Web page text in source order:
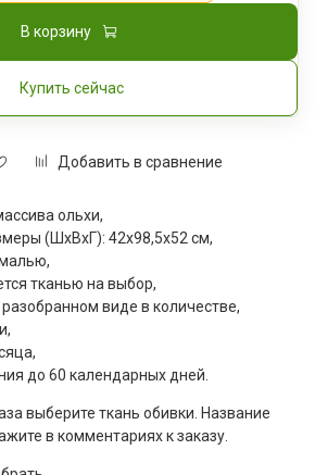
Добавить в сравнение
В корзину
Купить сейчас
ольхи,
(ШxВxГ): 42х98,5х52 см,
тканью на выбор,
виде в количестве,
до 60 календарных дней.
выберите ткань обивки. Название
в комментариях к заказу.